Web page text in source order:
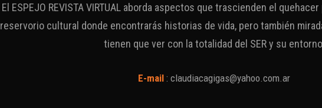
El ESPEJO REVISTA VIRTUAL aborda aspectos que trascienden el
reservorio cultural donde encontrarás historias de vida, pero también
tienen que ver con la totalidad del SER y su
E-mail : claudiacagigas@yahoo.com.ar